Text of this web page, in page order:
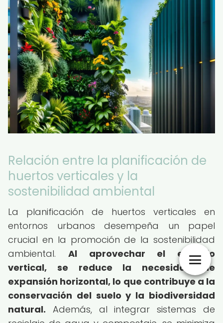
Relación entre la planificación de
huertos verticales y la
sostenibilidad ambiental
La planificación de huertos verticales en
entornos urbanos desempeña un papel
crucial en la promoción de la sostenibilidad
ambiental. Al aprovechar el espacio
vertical, se reduce la necesidad de
expansión horizontal, lo que contribuye a la
conservación del suelo y la biodiversidad
natural. Además, al integrar sistemas de